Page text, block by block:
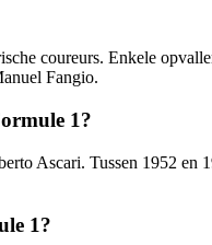
coureurs. Enkele
Fangio.
1?
Ascari. Tussen 1952 en
1?